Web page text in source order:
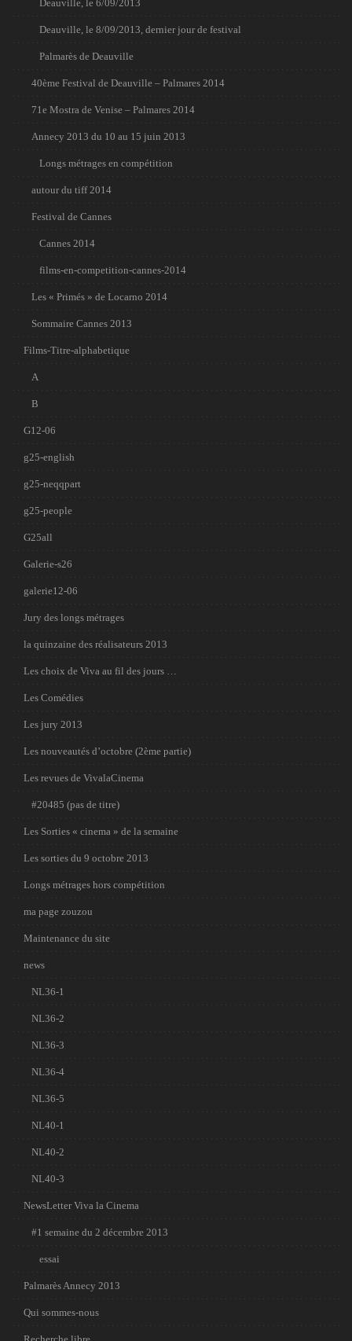
Deauville, le 6/09/2013
Deauville, le 8/09/2013, dernier jour de festival
Palmarès de Deauville
40ème Festival de Deauville – Palmares 2014
71e Mostra de Venise – Palmares 2014
Annecy 2013 du 10 au 15 juin 2013
Longs métrages en compétition
autour du tiff 2014
Festival de Cannes
Cannes 2014
films-en-competition-cannes-2014
Les « Primés » de Locarno 2014
Sommaire Cannes 2013
Films-Titre-alphabetique
A
B
G12-06
g25-english
g25-neqqpart
g25-people
G25all
Galerie-s26
galerie12-06
Jury des longs métrages
la quinzaine des réalisateurs 2013
Les choix de Viva au fil des jours …
Les Comédies
Les jury 2013
Les nouveautés d’octobre (2ème partie)
Les revues de VivalaCinema
#20485 (pas de titre)
Les Sorties « cinema » de la semaine
Les sorties du 9 octobre 2013
Longs métrages hors compétition
ma page zouzou
Maintenance du site
news
NL36-1
NL36-2
NL36-3
NL36-4
NL36-5
NL40-1
NL40-2
NL40-3
NewsLetter Viva la Cinema
#1 semaine du 2 décembre 2013
essai
Palmarès Annecy 2013
Qui sommes-nous